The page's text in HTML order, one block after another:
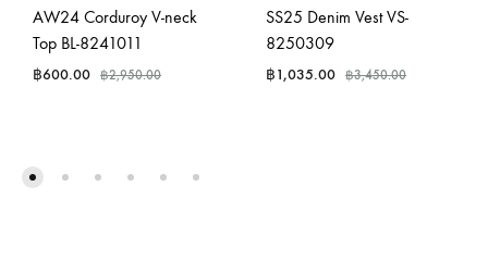
AW24 Corduroy V-neck
Top BL-8241011
฿600.00 ฿2,950.00
SS25 Denim Vest VS-
8250309
฿1,035.00 ฿3,450.00